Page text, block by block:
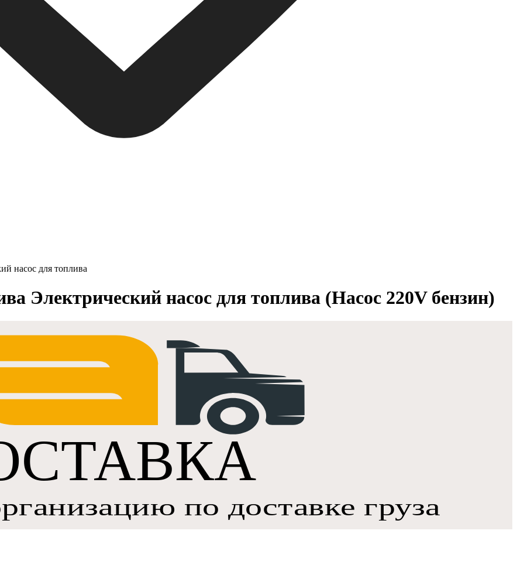
насос для топлива
Электрический насос для топлива (Насос 220V бензин)